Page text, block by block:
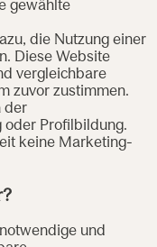
gewählte
die Nutzung einer
Diese Website
vergleichbare
zuvor zustimmen.
der
oder Profilbildung.
keine Marketing-
und